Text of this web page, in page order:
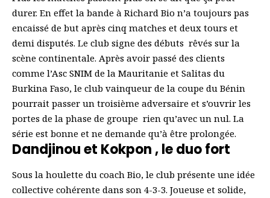
durer. En effet la bande à Richard Bio n’a toujours pas
encaissé de but après cinq matches et deux tours et
demi disputés. Le club signe des débuts rêvés sur la
scène continentale. Après avoir passé des clients
comme l’Asc SNIM de la Mauritanie et Salitas du
Burkina Faso, le club vainqueur de la coupe du Bénin
pourrait passer un troisième adversaire et s’ouvrir les
portes de la phase de groupe rien qu’avec un nul. La
série est bonne et ne demande qu’à être prolongée.
Dandjinou et Kokpon , le duo fort
Sous la houlette du coach Bio, le club présente une idée
collective cohérente dans son 4-3-3. Joueuse et solide,